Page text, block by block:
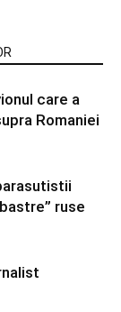
care a
Romaniei
ruse